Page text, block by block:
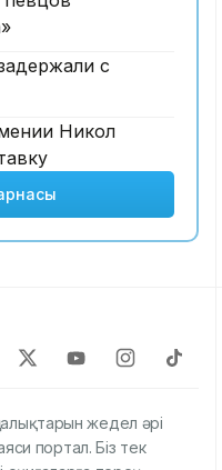
с
Никол
жедел әрі
портал. Біз тек